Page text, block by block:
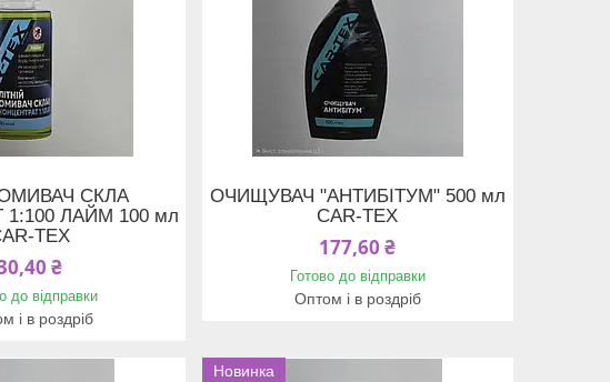
ОМИВАЧ СКЛА
ЛАЙМ 100 мл
TEX
₴
до відправки
і в роздріб
ОЧИЩУВАЧ "АНТИБІТУМ" 500 мл
CAR-TEX
177,60 ₴
Готово до відправки
Оптом і в роздріб
Новинка